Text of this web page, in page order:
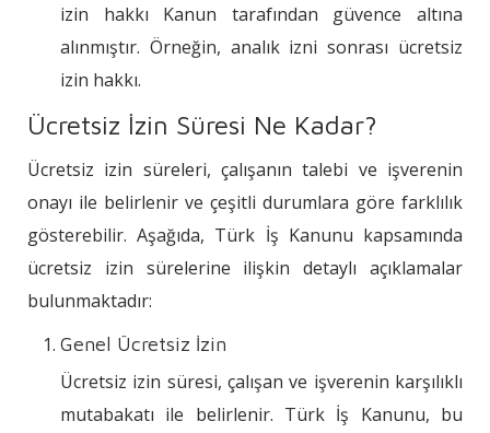
izin hakkı Kanun tarafından güvence altına
alınmıştır. Örneğin, analık izni sonrası ücretsiz
izin hakkı.
Ücretsiz İzin Süresi Ne Kadar?
Ücretsiz izin süreleri, çalışanın talebi ve işverenin
onayı ile belirlenir ve çeşitli durumlara göre farklılık
gösterebilir. Aşağıda, Türk İş Kanunu kapsamında
ücretsiz izin sürelerine ilişkin detaylı açıklamalar
bulunmaktadır:
Genel Ücretsiz İzin
Ücretsiz izin süresi, çalışan ve işverenin karşılıklı
mutabakatı ile belirlenir. Türk İş Kanunu, bu